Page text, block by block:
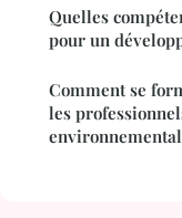
Quelles
pour un
Comment se
les